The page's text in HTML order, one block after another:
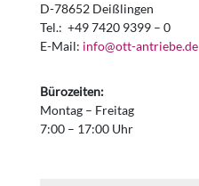
D-78652 Deißlingen
Tel.: +49 7420 9399 – 0
E-Mail: info@ott-antriebe.de
Bürozeiten:
Montag – Freitag
7:00 – 17:00 Uhr